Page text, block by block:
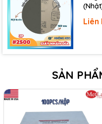
Giấy nhám siêu
P7000, P8000
Liên
SẢN